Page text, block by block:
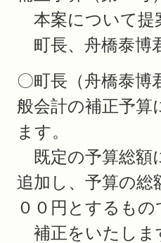
本案について提
町長、舟橋泰博
〇町長（舟橋泰
般会計の補正予
ます。
既定の予算総額
追加し、予算の総
００円とするも
補正をいたしま